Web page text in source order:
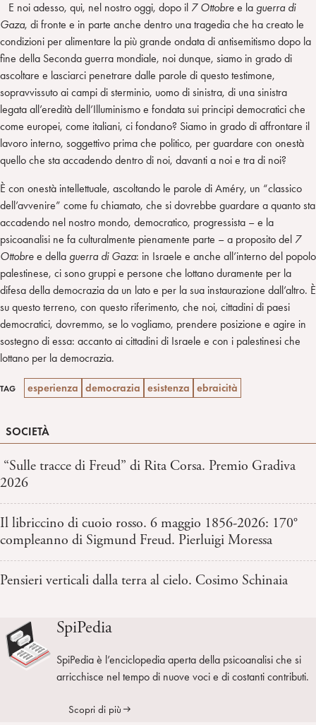
E noi adesso, qui, nel nostro oggi, dopo il 7 Ottobre e la guerra di
Gaza, di fronte e in parte anche dentro una tragedia che ha creato le
condizioni per alimentare la più grande ondata di antisemitismo dopo la
fine della Seconda guerra mondiale, noi dunque, siamo in grado di
ascoltare e lasciarci penetrare dalle parole di questo testimone,
sopravvissuto ai campi di sterminio, uomo di sinistra, di una sinistra
legata all’eredità dell’Illuminismo e fondata sui principi democratici che
come europei, come italiani, ci fondano? Siamo in grado di affrontare il
lavoro interno, soggettivo prima che politico, per guardare con onestà
quello che sta accadendo dentro di noi, davanti a noi e tra di noi?
È con onestà intellettuale, ascoltando le parole di Améry, un “classico
dell’avvenire” come fu chiamato, che si dovrebbe guardare a quanto sta
accadendo nel nostro mondo, democratico, progressista – e la
psicoanalisi ne fa culturalmente pienamente parte – a proposito del 7
Ottobre e della guerra di Gaza: in Israele e anche all’interno del popolo
palestinese, ci sono gruppi e persone che lottano duramente per la
difesa della democrazia da un lato e per la sua instaurazione dall’altro. È
su questo terreno, con questo riferimento, che noi, cittadini di paesi
democratici, dovremmo, se lo vogliamo, prendere posizione e agire in
sostegno di essa: accanto ai cittadini di Israele e con i palestinesi che
lottano per la democrazia.
TAG esperienza democrazia esistenza ebraicità
SOCIETÀ
“Sulle tracce di Freud” di Rita Corsa. Premio Gradiva
2026
Il libriccino di cuoio rosso. 6 maggio 1856-2026: 170°
compleanno di Sigmund Freud. Pierluigi Moressa
Pensieri verticali dalla terra al cielo. Cosimo Schinaia
SpiPedia
SpiPedia è l’enciclopedia aperta della psicoanalisi che si
arricchisce nel tempo di nuove voci e di costanti contributi.
Scopri di più